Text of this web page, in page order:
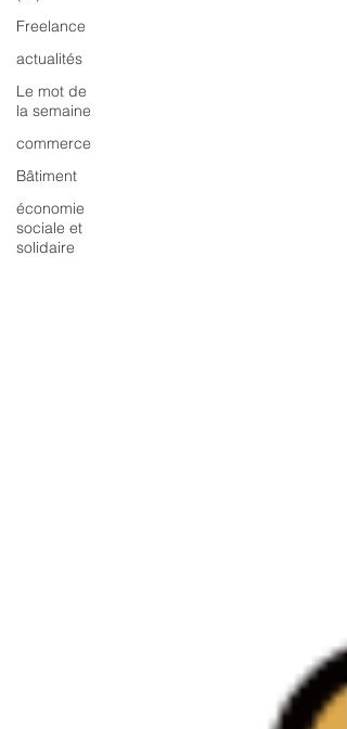
Freelance
actualités
Le mot de
la semaine
commerce
Bâtiment
économie
sociale et
solidaire